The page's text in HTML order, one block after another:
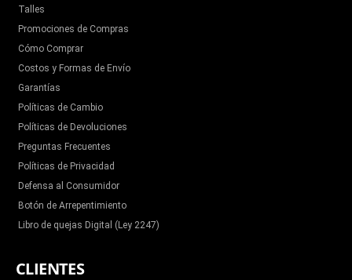
Talles
Promociones de Compras
Cómo Comprar
Costos y Formas de Envío
Garantías
Políticas de Cambio
Políticas de Devoluciones
Preguntas Frecuentes
Políticas de Privacidad
Defensa al Consumidor
Botón de Arrepentimiento
Libro de quejas Digital (Ley 2247)
CLIENTES